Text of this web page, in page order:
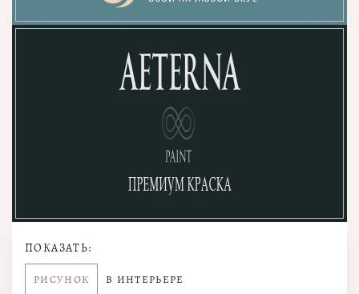
ПОКАЗАТЬ:
РИСУНОК В ИНТЕРЬЕРЕ